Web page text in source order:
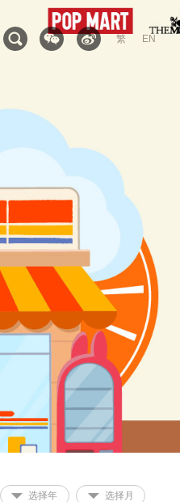
繁 EN
选择年 选择月